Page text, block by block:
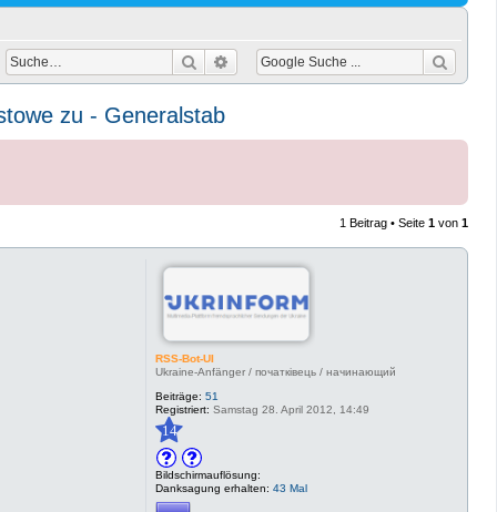
Suche Erweiterte Suche
zu - Generalstab
1 Beitrag • Seite 1 von 1
RSS-Bot-UI
Ukraine-Anfänger / початківець / начинающий
Beiträge: 51
Registriert: Samstag 28. April 2012, 14:49
14
Bildschirmauflösung:
Danksagung erhalten: 43 Mal